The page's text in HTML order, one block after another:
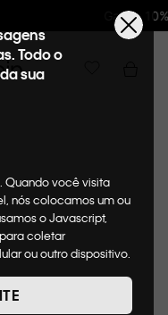
em todas as compras
Todo o
sua
Quando você visita
nós colocamos um ou
o Javascript,
coletar
ou outro dispositivo.
usaremos e quais
os dados